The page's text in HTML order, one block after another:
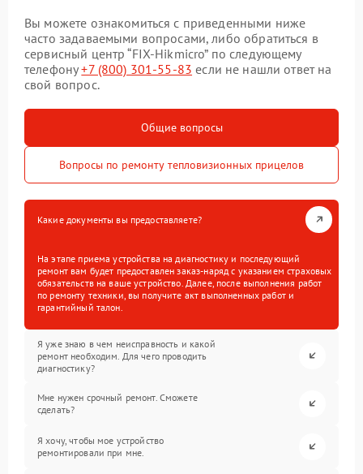
Вы можете ознакомиться с приведенными ниже
часто задаваемыми вопросами, либо обратиться в
сервисный центр “FIX-Hikmicro” по следующему
телефону+7 (800) 301-55-83 если не нашли ответ на
свой вопрос.
Общие вопросы
Вопросы по ремонту тепловизионных прицелов
Какие документы вы предоставляете?
На этапе приема устройства на диагностику и последующий
ремонт вам будет предоставлен заказ-наряд с указанием страховых
обязательств на ваше устройство. Далее, после выполнения работ
по ремонту техники, вы получите акт выполненных работ и
гарантийный талон.
Я уже знаю в чем неисправность и какой
ремонт необходим. Для чего проводить
диагностику?
Мне нужен срочный ремонт. Сможете
сделать?
Я хочу, чтобы мое устройство
ремонтировали при мне.